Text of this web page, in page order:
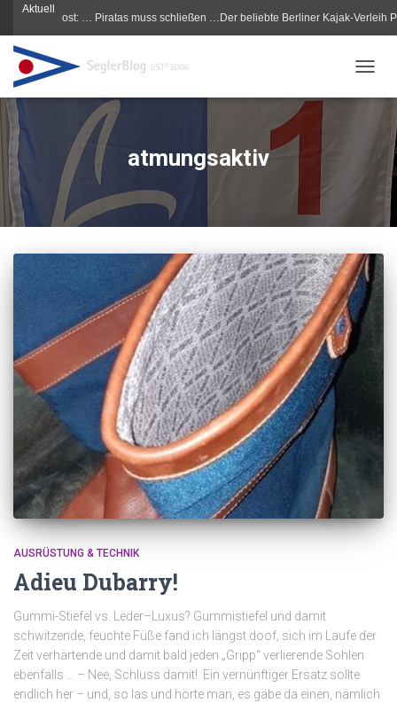
Aktuell
… Piratas muss schließen …Der beliebte Berliner Kajak-Verleih
atmungsaktiv
AUSRÜSTUNG & TECHNIK
Adieu Dubarry!
Gummi-Stiefel vs. Leder–Luxus? Gummistiefel und damit
schwitzende, feuchte Füße fand ich längst doof, sich im Laufe der
Zeit verhärtende und damit bald jeden „Gripp“ verlierende Sohlen
ebenfalls … – Nee, Schluss damit! Ein vernünftiger Ersatz sollte
endlich her – und, so las und hörte man, es gäbe da einen, nämlich